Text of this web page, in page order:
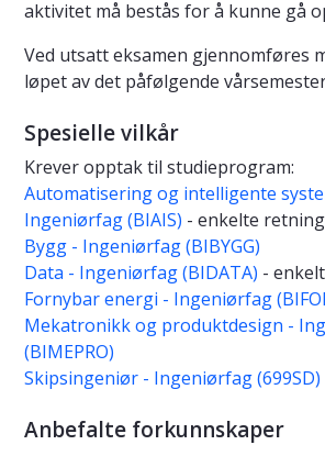
aktivitet må bestås for å kunne gå
Ved utsatt eksamen gjennomføres
løpet av det påfølgende
Spesielle vilkår
Krever opptak til studieprogram:
Automatisering og intelligente
Ingeniørfag (BIAIS) - enkelte
Bygg - Ingeniørfag (BIBYGG)
Data - Ingeniørfag (BIDATA) -
Fornybar energi - Ingeniørfag
Mekatronikk og produktdesign -
(BIMEPRO)
Skipsingeniør - Ingeniørfag (699SD)
Anbefalte forkunnskaper